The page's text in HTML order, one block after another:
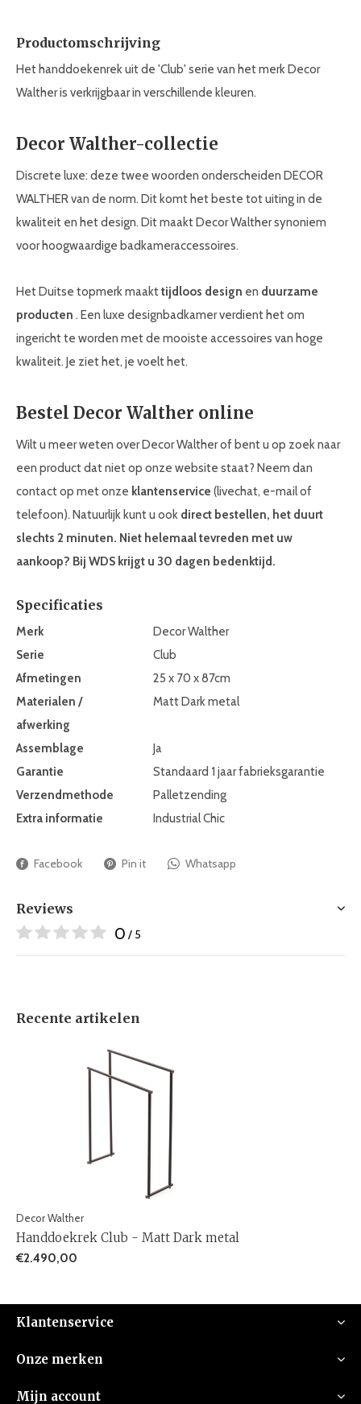
Productomschrijving
Het handdoekenrek uit de 'Club' serie van het merk Decor
Walther is verkrijgbaar in verschillende kleuren.
Decor Walther-collectie
Discrete luxe: deze twee woorden onderscheiden DECOR
WALTHER van de norm. Dit komt het beste tot uiting in de
kwaliteit en het design. Dit maakt Decor Walther synoniem
voor hoogwaardige badkameraccessoires.
Het Duitse topmerk maakttijdloos design en duurzame
producten . Een luxe designbadkamer verdient het om
ingericht te worden met de mooiste accessoires van hoge
kwaliteit. Je ziet het, je voelt het.
Bestel Decor Walther online
Wilt u meer weten over Decor Walther of bent u op zoek naar
een product dat niet op onze website staat? Neem dan
contact op met onze klantenservice (livechat, e-mail of
telefoon). Natuurlijk kunt u ook direct bestellen, het duurt
slechts 2 minuten. Niet helemaal tevreden met uw
aankoop? Bij WDS krijgt u 30 dagen bedenktijd.
Specificaties
Merk
Decor Walther
Serie
Club
Afmetingen
25 x 70 x 87cm
Materialen /
afwerking
Matt Dark metal
Assemblage
Ja
Garantie
Standaard 1 jaar fabrieksgarantie
Verzendmethode
Palletzending
Extra informatie
Industrial Chic
Facebook Pin it Whatsapp
Reviews
0 / 5
Recente artikelen
Decor Walther
Handdoekrek Club - Matt Dark metal
€2.490,00
Klantenservice
Onze merken
Mijn account